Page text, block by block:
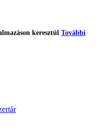
keresztül További